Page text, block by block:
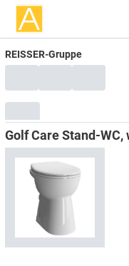
REISSER-Gruppe
Golf Care Stand-